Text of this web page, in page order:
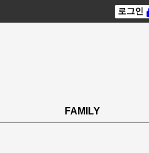
로그인
FAMILY